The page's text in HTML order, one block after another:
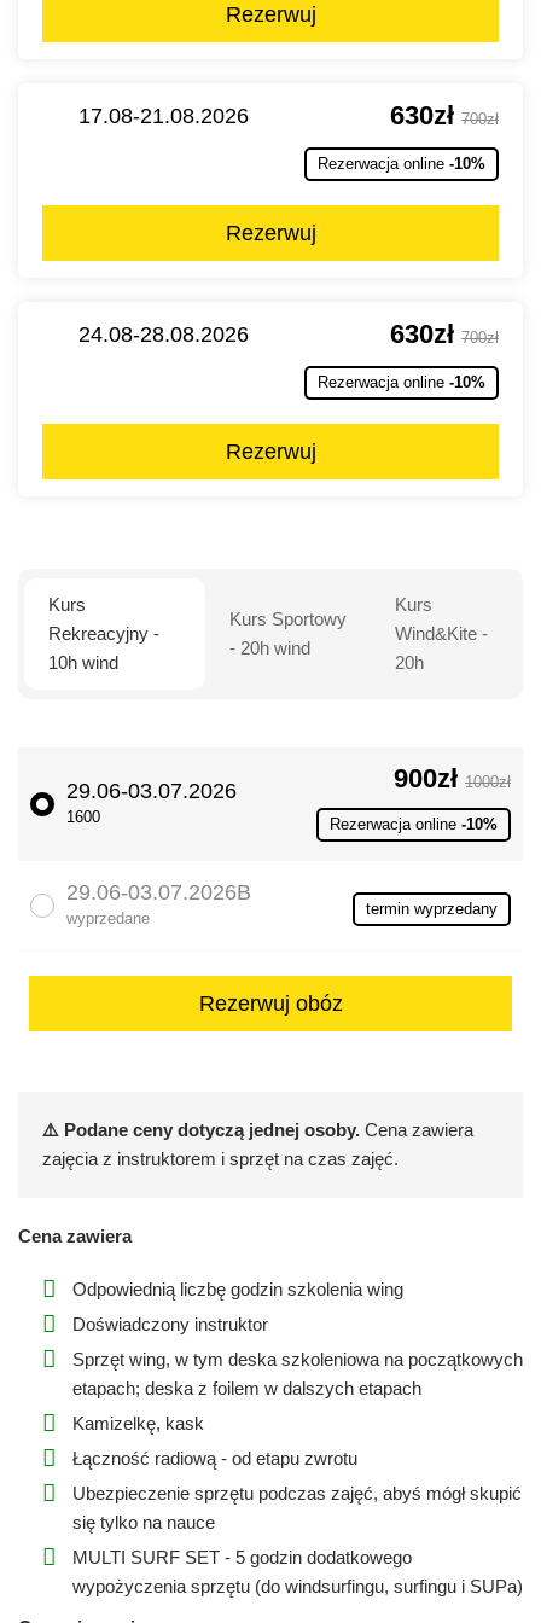
Rezerwuj
17.08-21.08.2026 630zł 700zł
Rezerwacja online -10%
Rezerwuj
24.08-28.08.2026 630zł 700zł
Rezerwacja online -10%
Rezerwuj
Kurs
Rekreacyjny -
10h wind
Kurs Sportowy
- 20h wind
Kurs
Wind&Kite -
20h
29.06-03.07.2026
1600
900zł 1000zł
Rezerwacja online -10%
29.06-03.07.2026B
wyprzedane
termin wyprzedany
Rezerwuj obóz
⚠️ Podane ceny dotyczą jednej osoby. Cena zawiera
zajęcia z instruktorem i sprzęt na czas zajęć.
Cena zawiera
Odpowiednią liczbę godzin szkolenia wing
Doświadczony instruktor
Sprzęt wing, w tym deska szkoleniowa na początkowych
etapach; deska z foilem w dalszych etapach
Kamizelkę, kask
Łączność radiową - od etapu zwrotu
Ubezpieczenie sprzętu podczas zajęć, abyś mógł skupić
się tylko na nauce
MULTI SURF SET - 5 godzin dodatkowego
wypożyczenia sprzętu (do windsurfingu, surfingu i SUPa)